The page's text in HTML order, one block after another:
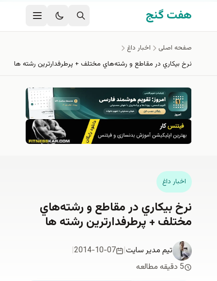
رفتن به محتوای اصلی
هفت گنج
صفحه اصلی
اخبار داغ
نرخ بيكاري در مقاطع و رشته‌هاي مختلف + پرطرفدارترين رشته ها
اخبار داغ
نرخ بيكاري در مقاطع و رشته‌هاي
مختلف + پرطرفدارترين رشته ها
تیم مدیر سایت|
2014-10-07
|
5 دقیقه مطالعه